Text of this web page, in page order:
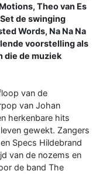
Theo van Es
de swinging
Words, Na Na Na
voorstelling als
die de muziek
van de
van Johan
herkenbare hits
gewekt. Zangers
Specs Hildebrand
van de nozems en
de band The